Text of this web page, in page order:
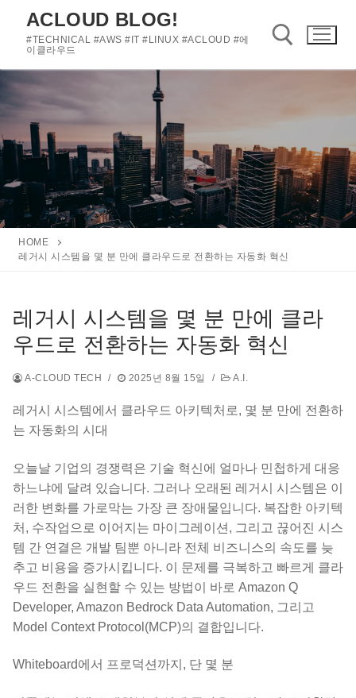
로
로
기
ACLOUD BLOG!
#TECHNICAL #AWS #IT #LINUX #ACLOUD #에
이클라우드
HOME
레거시 시스템을 몇 분 만에 클라우드로 전환하는 자동화 혁신
레거시 시스템을 몇 분 만에 클라
우드로 전환하는 자동화 혁신
A-CLOUD TECH / 2025년 8월 15일 / A.I.
레거시 시스템에서 클라우드 아키텍처로, 몇 분 만에 전환하
는 자동화의 시대
오늘날 기업의 경쟁력은 기술 혁신에 얼마나 민첩하게 대응
하느냐에 달려 있습니다. 그러나 오래된 레거시 시스템은 이
러한 변화를 가로막는 가장 큰 장애물입니다. 복잡한 아키텍
처, 수작업으로 이어지는 마이그레이션, 그리고 끊어진 시스
템 간 연결은 개발 팀뿐 아니라 전체 비즈니스의 속도를 늦
추고 비용을 증가시킵니다. 이 문제를 극복하고 빠르게 클라
우드 전환을 실현할 수 있는 방법이 바로 Amazon Q
Developer, Amazon Bedrock Data Automation, 그리고
Model Context Protocol(MCP)의 결합입니다.
Whiteboard에서 프로덕션까지, 단 몇 분